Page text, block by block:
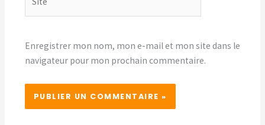
Enregistrer mon nom, mon e-mail et mon site dans le
navigateur pour mon prochain commentaire.